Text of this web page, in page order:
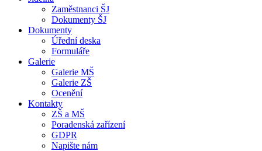
Zaměstnanci ŠJ
Dokumenty ŠJ
Dokumenty
Úřední deska
Formuláře
Galerie
Galerie MŠ
Galerie ZŠ
Ocenění
Kontakty
ZŠ a MŠ
Poradenská zařízení
GDPR
Napište nám